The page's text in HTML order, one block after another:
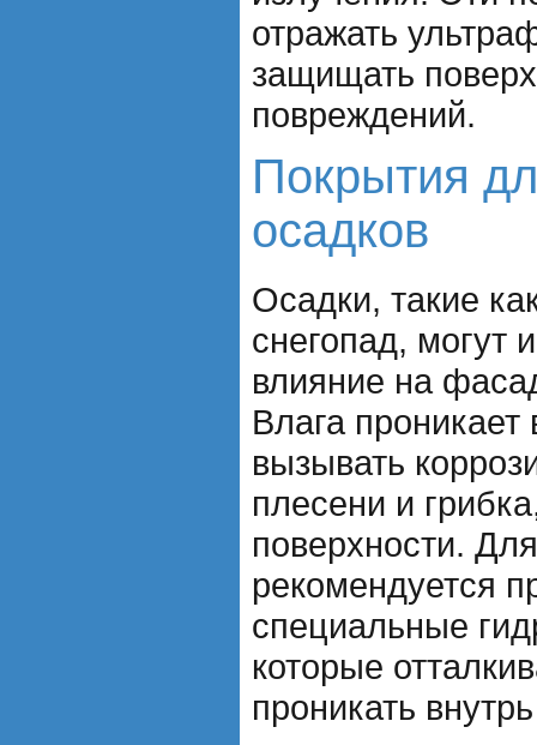
отражать
защищать
повреждений.
Покрытия
осадков
Осадки, такие
снегопад, могут
влияние на
Влага
вызывать
плесени и
поверхности.
рекомендуется
специальные
которые
проникать